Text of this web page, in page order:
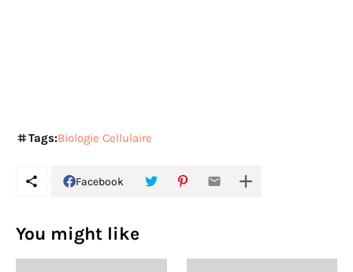
Tags:Biologie Cellulaire
Facebook
You might like